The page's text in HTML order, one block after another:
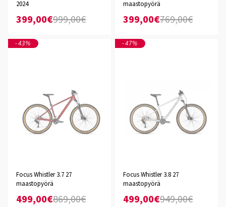
2024
399,00€999,00€
maastopyörä
399,00€769,00€
-43%
Focus Whistler 3.7 27
maastopyörä
499,00€869,00€
-47%
Focus Whistler 3.8 27
maastopyörä
499,00€949,00€